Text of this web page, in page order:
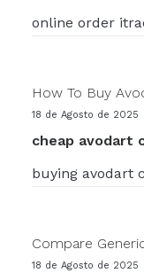
online order
How To Buy
18 de Agosto de 2025
cheap avodart
buying avodart
Compare
18 de Agosto de 2025